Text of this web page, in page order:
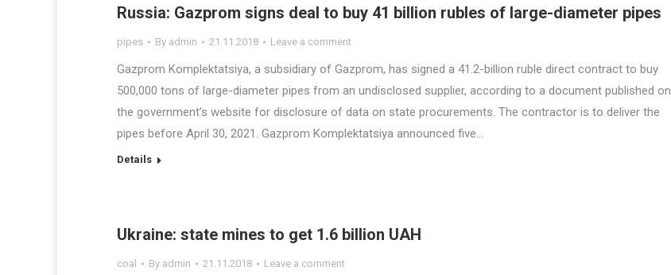
Russia: Gazprom signs deal to buy 41 billion rubles of large-diameter pipes
pipes By admin 21.11.2018 Leave a comment
Gazprom Komplektatsiya, a subsidiary of Gazprom, has signed a 41.2-billion ruble direct contract to buy
500,000 tons of large-diameter pipes from an undisclosed supplier, according to a document published on
the government’s website for disclosure of data on state procurements. The contractor is to deliver the
pipes before April 30, 2021. Gazprom Komplektatsiya announced five…
Details
Ukraine: state mines to get 1.6 billion UAH
coal By admin 21.11.2018 Leave a comment